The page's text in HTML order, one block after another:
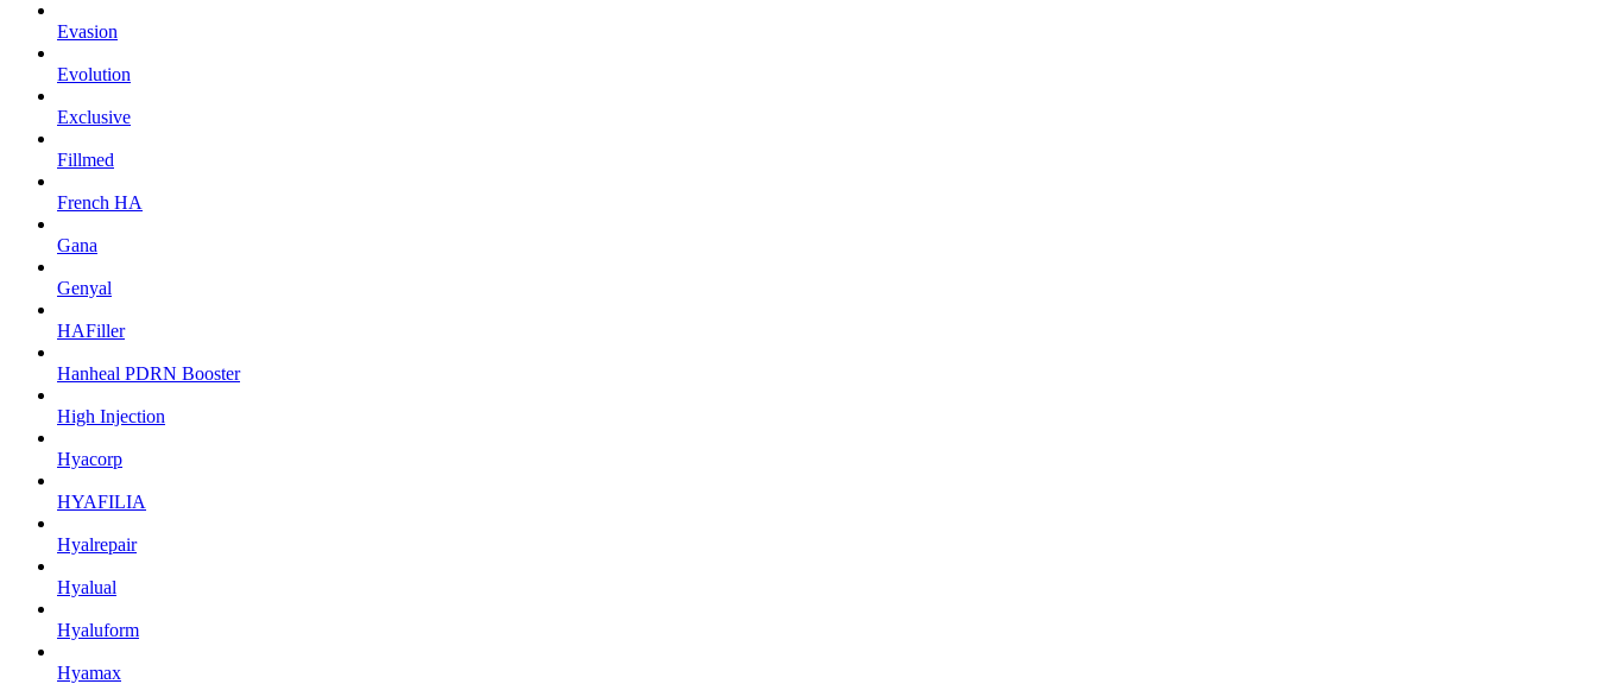
Evasion
Evolution
Exclusive
Fillmed
French HA
Gana
Genyal
HAFiller
Hanheal PDRN Booster
High Injection
Hyacorp
HYAFILIA
Hyalrepair
Hyalual
Hyaluform
Hyamax